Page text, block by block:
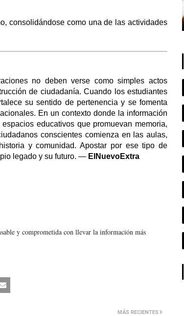
consolidándose como una de las actividades
no deben verse como simples actos
de ciudadanía. Cuando los estudiantes
su sentido de pertenencia y se fomenta
En un contexto donde la información
educativos que promuevan memoria,
conscientes comienza en las aulas,
y comunidad. Apostar por ese tipo de
legado y su futuro. — ElNuevoExtra
y comprometida con llevar la información más
MÁS RECIENTES